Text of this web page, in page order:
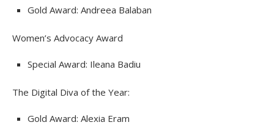
Gold Award: Andreea Balaban
Women’s Advocacy Award
Special Award: Ileana Badiu
The Digital Diva of the Year:
Gold Award: Alexia Eram